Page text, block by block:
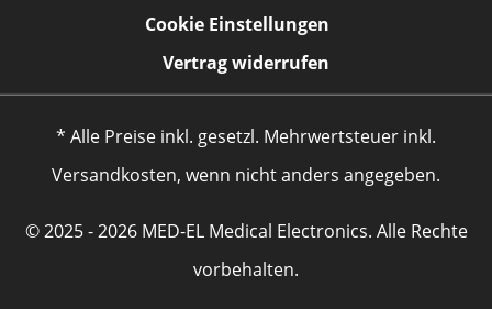
Cookie Einstellungen
Vertrag widerrufen
* Alle Preise inkl. gesetzl. Mehrwertsteuer inkl.
Versandkosten, wenn nicht anders angegeben.
© 2025 - 2026 MED-EL Medical Electronics. Alle Rechte
vorbehalten.